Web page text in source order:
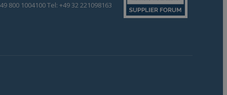
800 1004100 Tel: +49 32 221098163